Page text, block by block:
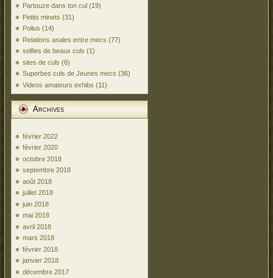
Partouze dans ton cul (19)
Petits minets (31)
Poilus (14)
Relations anales entre mecs (77)
selfies de beaux culs (1)
sites de culs (6)
Superbes culs de Jeunes mecs (36)
Videos amateurs exhibs (11)
Archives
février 2022
février 2020
octobre 2018
septembre 2018
août 2018
juillet 2018
juin 2018
mai 2018
avril 2018
mars 2018
février 2018
janvier 2018
décembre 2017